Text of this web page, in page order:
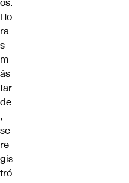
Ho
ra
s
m
ás
tar
de
,
se
re
gis
tró